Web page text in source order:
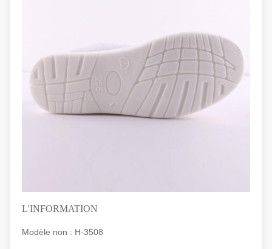
L'INFORMATION
Modèle non : H-3508